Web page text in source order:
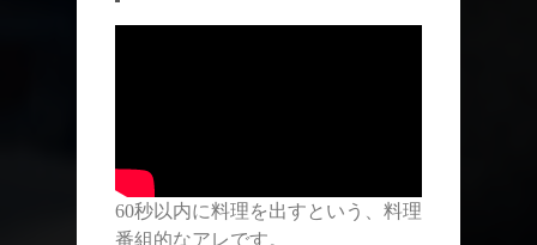
60秒以内に料理を出すという、料理
番組的なアレです。